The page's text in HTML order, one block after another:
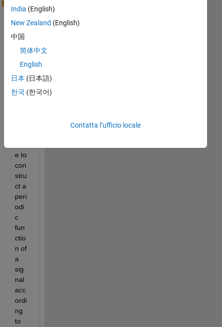
H
y
t
e
,
e to
con
stru
ct a
peri
odi
c
fun
ctio
n of
a
sig
nal
acc
ordi
ng
to
India (English)
New Zealand (English)
中国
简体中文
English
日本 (日本語)
한국 (한국어)
Contatta l’ufficio locale